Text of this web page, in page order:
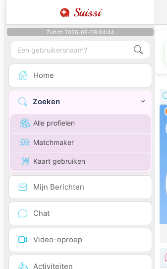
Suissi
Zurich 2026-08-08 04:44
Home
Zoeken
Alle profielen
Matchmaker
Kaart gebruiken
Mijn Berichten
Chat
Video-oproep
Activiteiten